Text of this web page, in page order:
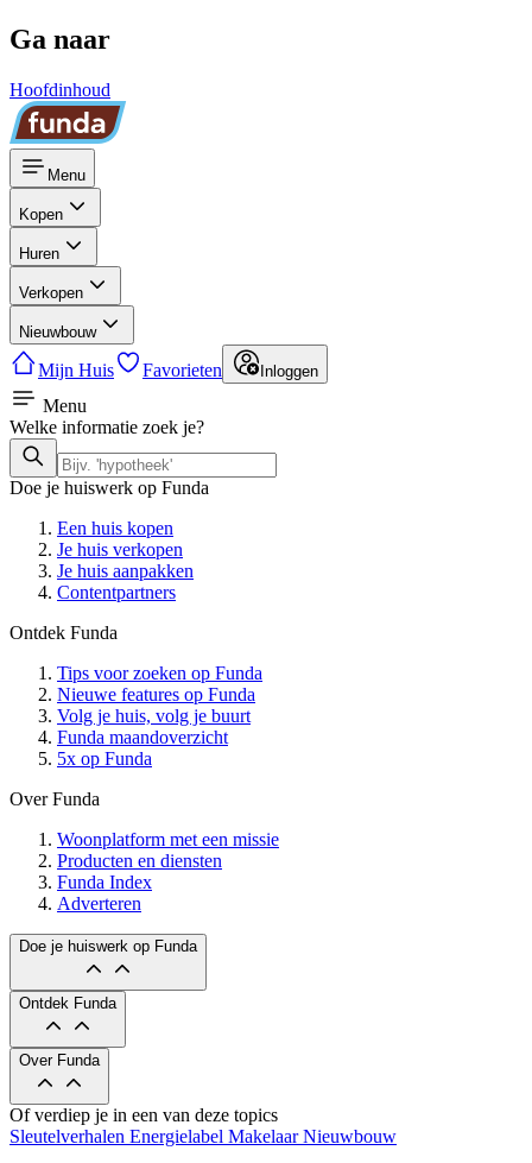
Ga naar
Hoofdinhoud
Menu
Kopen
Huren
Verkopen
Nieuwbouw
Mijn Huis Favorieten Inloggen
Menu
Welke informatie zoek je?
Doe je huiswerk op Funda
Een huis kopen
Je huis verkopen
Je huis aanpakken
Contentpartners
Ontdek Funda
Tips voor zoeken op Funda
Nieuwe features op Funda
Volg je huis, volg je buurt
Funda maandoverzicht
5x op Funda
Over Funda
Woonplatform met een missie
Producten en diensten
Funda Index
Adverteren
Doe je huiswerk op Funda
Ontdek Funda
Over Funda
Of verdiep je in een van deze topics
Sleutelverhalen Energielabel MakelaarNieuwbouw